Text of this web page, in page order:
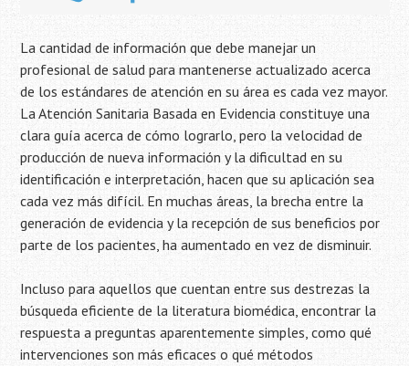
La cantidad de información que debe manejar un
profesional de salud para mantenerse actualizado acerca
de los estándares de atención en su área es cada vez mayor.
La Atención Sanitaria Basada en Evidencia constituye una
clara guía acerca de cómo lograrlo, pero la velocidad de
producción de nueva información y la dificultad en su
identificación e interpretación, hacen que su aplicación sea
cada vez más difícil. En muchas áreas, la brecha entre la
generación de evidencia y la recepción de sus beneficios por
parte de los pacientes, ha aumentado en vez de disminuir.
Incluso para aquellos que cuentan entre sus destrezas la
búsqueda eficiente de la literatura biomédica, encontrar la
respuesta a preguntas aparentemente simples, como qué
intervenciones son más eficaces o qué métodos